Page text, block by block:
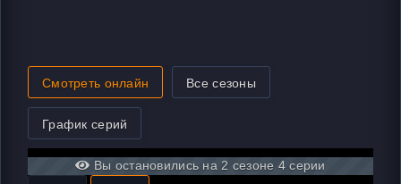
Смотреть онлайн Все сезоны
График серий
Вы остановились на 2 сезоне 4 серии